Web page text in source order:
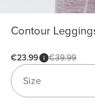
Contour
€23.99 €39.99
Size